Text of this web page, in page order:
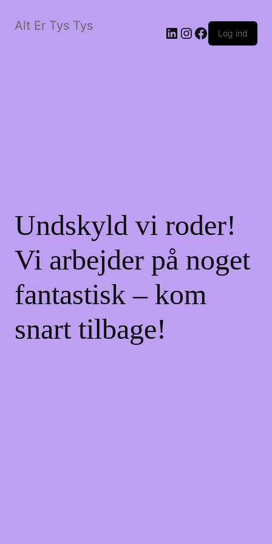
Alt Er Tys Tys LinkedIn
Instagram
Facebook
Log ind
Undskyld vi roder!
Vi arbejder på noget
fantastisk – kom
snart tilbage!